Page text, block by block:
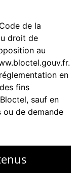
de la
droit de
au
.
en
fins
sauf en
de demande